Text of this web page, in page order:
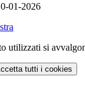
01-2026
utilizzati si
tutti i cookies